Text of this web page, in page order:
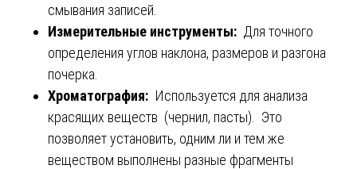
смывания записей.
Измерительные инструменты: Для точного
определения углов наклона, размеров и разгона
почерка.
Хроматография: Используется для анализа
красящих веществ (чернил, пасты). Это
позволяет установить, одним ли и тем же
веществом выполнены разные фрагменты